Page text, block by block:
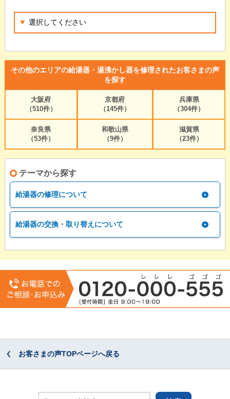
その他のエリアの給湯器・湯沸かし器を修理されたお客さまの声
を探す
大阪府
（510件）
京都府
（145件）
兵庫県
（304件）
奈良県
（53件）
和歌山県
（9件）
滋賀県
（23件）
テーマから探す
給湯器の修理について
給湯器の交換・取り替えについて
お客さまの声TOPページへ戻る